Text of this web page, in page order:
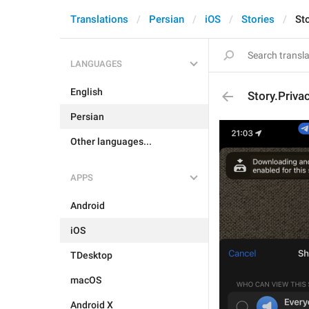
Translations Persian iOS Stories
LANGUAGES
English
Persian
Other languages...
APPS
Android
iOS
TDesktop
macOS
Android X